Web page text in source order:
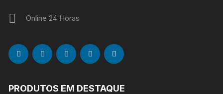
Online 24 Horas
PRODUTOS EM DESTAQUE